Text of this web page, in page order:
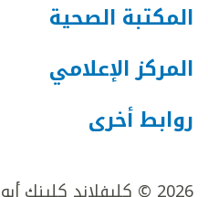
المكتبة الصحية
المركز الإعلامي
روابط أخرى